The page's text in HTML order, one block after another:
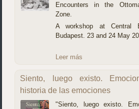
Encounters in the
Zone.
A workshop at Central
Budapest. 23 and 24 May
Leer más
Siento, luego existo.
historia de las emociones
"Siento, luego existo.